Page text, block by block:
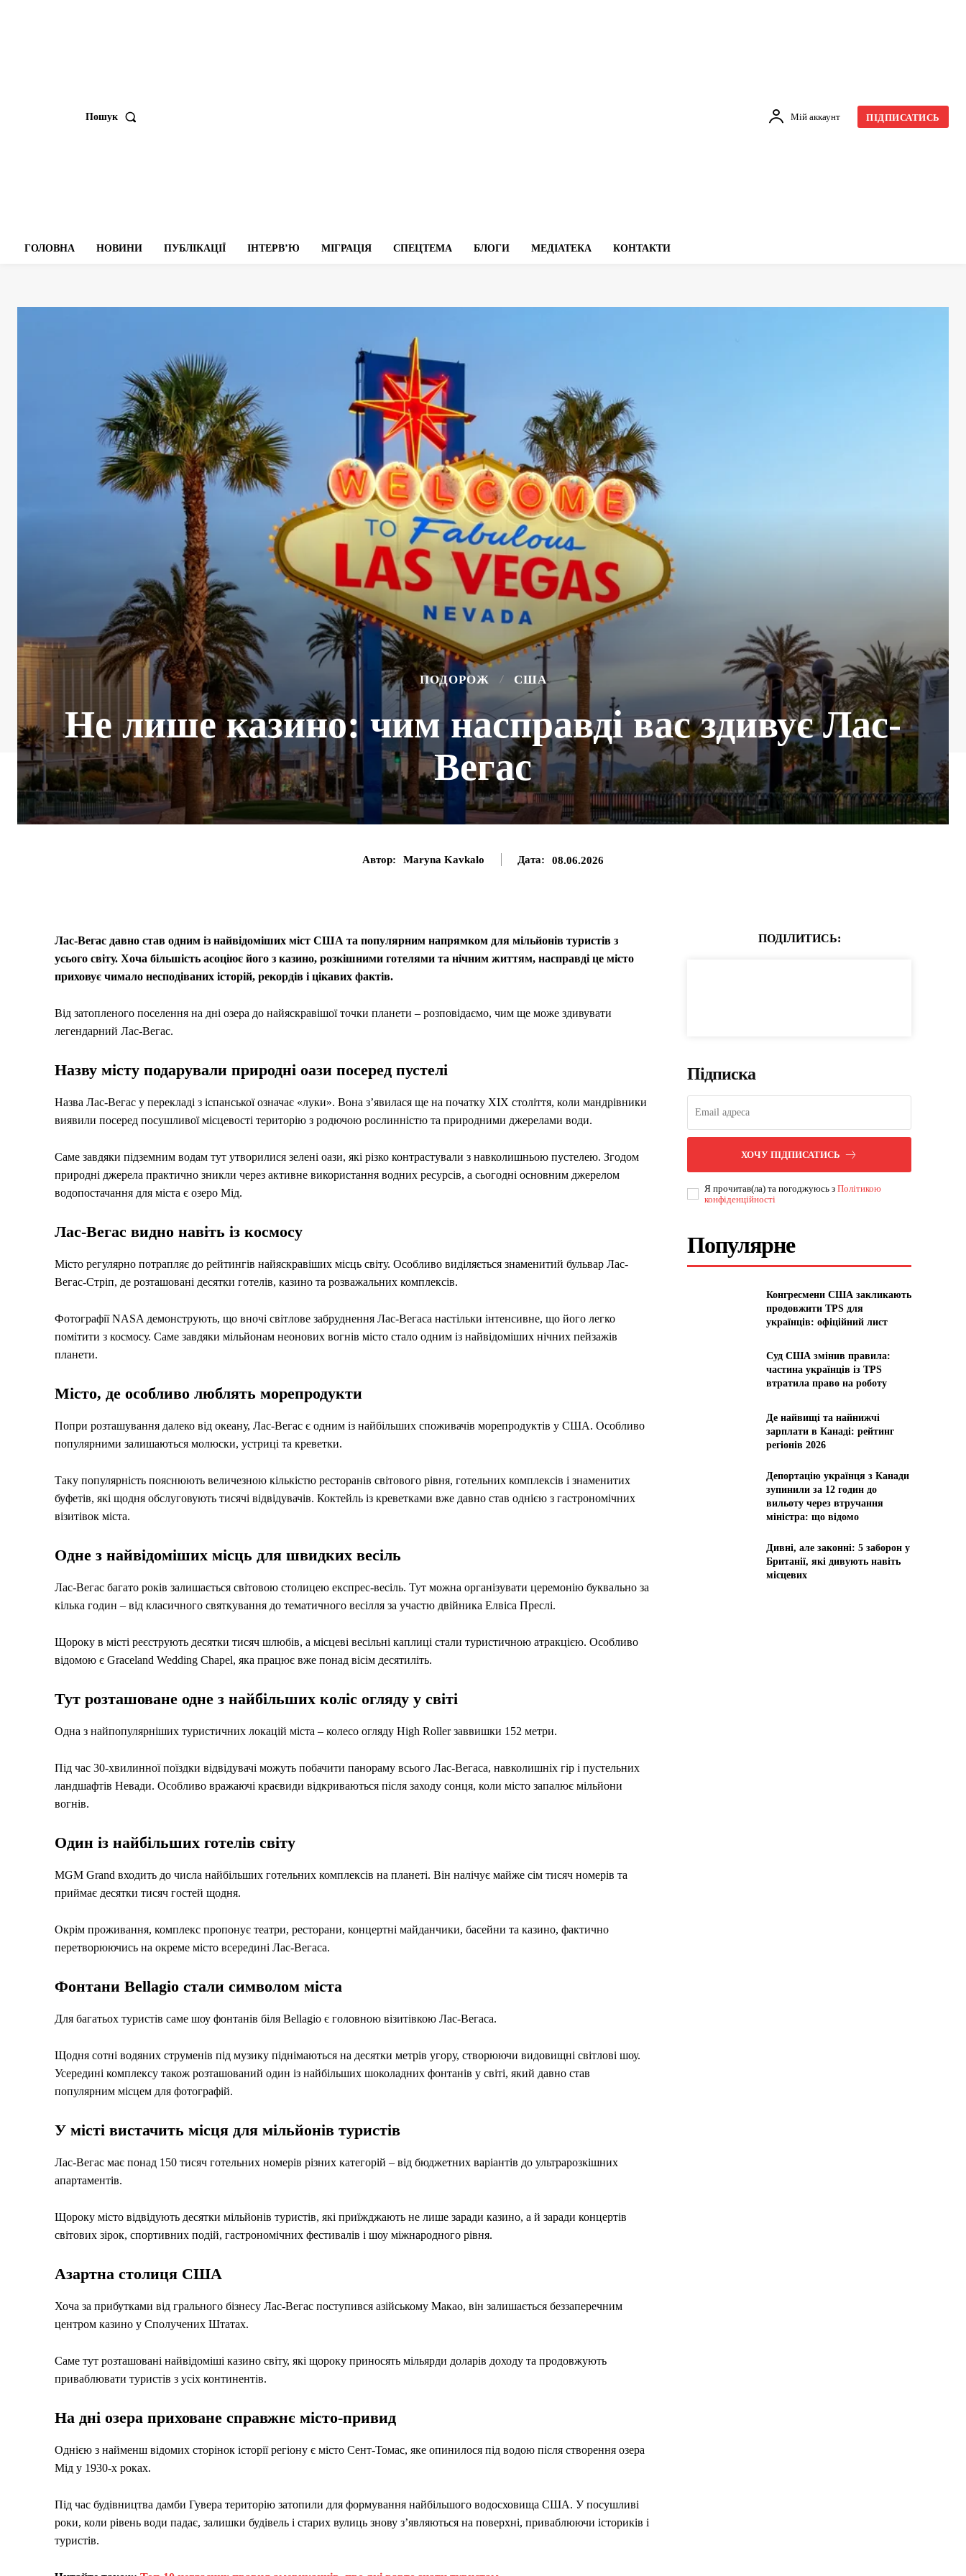
Пошук Мій аккаунт ПІДПИСАТИСЬ
ГОЛОВНА НОВИНИ ПУБЛІКАЦІЇ ІНТЕРВʼЮ МІГРАЦІЯ СПЕЦТЕМА БЛОГИ МЕДІАТЕКА КОНТАКТИ
ПОДОРОЖ США
Не лише казино: чим насправді вас здивує Лас-
Вегас
Автор: Maryna Kavkalo Дата: 08.06.2026
Лас-Вегас давно став одним із найвідоміших міст США та популярним напрямком для мільйонів туристів з
усього світу. Хоча більшість асоціює його з казино, розкішними готелями та нічним життям, насправді це місто
приховує чимало несподіваних історій, рекордів і цікавих фактів.
Від затопленого поселення на дні озера до найяскравішої точки планети – розповідаємо, чим ще може здивувати
легендарний Лас-Вегас.
Назву місту подарували природні оази посеред пустелі
Назва Лас-Вегас у перекладі з іспанської означає «луки». Вона з’явилася ще на початку XIX століття, коли мандрівники
виявили посеред посушливої місцевості територію з родючою рослинністю та природними джерелами води.
Саме завдяки підземним водам тут утворилися зелені оази, які різко контрастували з навколишньою пустелею. Згодом
природні джерела практично зникли через активне використання водних ресурсів, а сьогодні основним джерелом
водопостачання для міста є озеро Мід.
Лас-Вегас видно навіть із космосу
Місто регулярно потрапляє до рейтингів найяскравіших місць світу. Особливо виділяється знаменитий бульвар Лас-
Вегас-Стріп, де розташовані десятки готелів, казино та розважальних комплексів.
Фотографії NASA демонструють, що вночі світлове забруднення Лас-Вегаса настільки інтенсивне, що його легко
помітити з космосу. Саме завдяки мільйонам неонових вогнів місто стало одним із найвідоміших нічних пейзажів
планети.
Місто, де особливо люблять морепродукти
Попри розташування далеко від океану, Лас-Вегас є одним із найбільших споживачів морепродуктів у США. Особливо
популярними залишаються молюски, устриці та креветки.
Таку популярність пояснюють величезною кількістю ресторанів світового рівня, готельних комплексів і знаменитих
буфетів, які щодня обслуговують тисячі відвідувачів. Коктейль із креветками вже давно став однією з гастрономічних
візитівок міста.
Одне з найвідоміших місць для швидких весіль
Лас-Вегас багато років залишається світовою столицею експрес-весіль. Тут можна організувати церемонію буквально за
кілька годин – від класичного святкування до тематичного весілля за участю двійника Елвіса Преслі.
Щороку в місті реєструють десятки тисяч шлюбів, а місцеві весільні каплиці стали туристичною атракцією. Особливо
відомою є Graceland Wedding Chapel, яка працює вже понад вісім десятиліть.
Тут розташоване одне з найбільших коліс огляду у світі
Одна з найпопулярніших туристичних локацій міста – колесо огляду High Roller заввишки 152 метри.
Під час 30-хвилинної поїздки відвідувачі можуть побачити панораму всього Лас-Вегаса, навколишніх гір і пустельних
ландшафтів Невади. Особливо вражаючі краєвиди відкриваються після заходу сонця, коли місто запалює мільйони
вогнів.
Один із найбільших готелів світу
MGM Grand входить до числа найбільших готельних комплексів на планеті. Він налічує майже сім тисяч номерів та
приймає десятки тисяч гостей щодня.
Окрім проживання, комплекс пропонує театри, ресторани, концертні майданчики, басейни та казино, фактично
перетворюючись на окреме місто всередині Лас-Вегаса.
Фонтани Bellagio стали символом міста
Для багатьох туристів саме шоу фонтанів біля Bellagio є головною візитівкою Лас-Вегаса.
Щодня сотні водяних струменів під музику піднімаються на десятки метрів угору, створюючи видовищні світлові шоу.
Усередині комплексу також розташований один із найбільших шоколадних фонтанів у світі, який давно став
популярним місцем для фотографій.
У місті вистачить місця для мільйонів туристів
Лас-Вегас має понад 150 тисяч готельних номерів різних категорій – від бюджетних варіантів до ультрарозкішних
апартаментів.
Щороку місто відвідують десятки мільйонів туристів, які приїжджають не лише заради казино, а й заради концертів
світових зірок, спортивних подій, гастрономічних фестивалів і шоу міжнародного рівня.
Азартна столиця США
Хоча за прибутками від грального бізнесу Лас-Вегас поступився азійському Макао, він залишається беззаперечним
центром казино у Сполучених Штатах.
Саме тут розташовані найвідоміші казино світу, які щороку приносять мільярди доларів доходу та продовжують
приваблювати туристів з усіх континентів.
На дні озера приховане справжнє місто-привид
Однією з найменш відомих сторінок історії регіону є місто Сент-Томас, яке опинилося під водою після створення озера
Мід у 1930-х роках.
Під час будівництва дамби Гувера територію затопили для формування найбільшого водосховища США. У посушливі
роки, коли рівень води падає, залишки будівель і старих вулиць знову з’являються на поверхні, приваблюючи істориків і
туристів.
ПОДІЛИТИСЬ:
Підписка
ХОЧУ ПІДПИСАТИСЬ
Я прочитав(ла) та погоджуюсь зПолітикою
конфіденційності
Популярне
Конгресмени США закликають
продовжити TPS для
українців: офіційний лист
Суд США змінив правила:
частина українців із TPS
втратила право на роботу
Де найвищі та найнижчі
зарплати в Канаді: рейтинг
регіонів 2026
Депортацію українця з Канади
зупинили за 12 годин до
вильоту через втручання
міністра: що відомо
Дивні, але законні: 5 заборон у
Британії, які дивують навіть
місцевих